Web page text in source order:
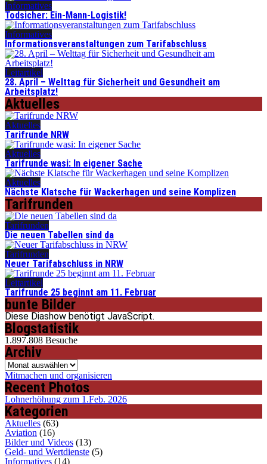
Informatives
Todsicher: Ein-Mann-Logistik!
Informatives
Informationsveranstaltungen zum Tarifabschluss
Leitartikel
28. April – Welttag für Sicherheit und Gesundheit am
Arbeitsplatz!
Aktuelles
Aktuelles
Tarifrunde NRW
Aktuelles
Tarifrunde wasi: In eigener Sache
Aktuelles
Nächste Klatsche für Wackerhagen und seine Komplizen
Tarifrunden
Tarifrunden
Die neuen Tabellen sind da
Tarifrunden
Neuer Tarifabschluss in NRW
Leitartikel
Tarifrunde 25 beginnt am 11. Februar
bunte Bilder
Diese Diashow benötigt JavaScript.
Blogstatistik
1.897.808 Besuche
Archiv
Archiv
Mitmachen und organisieren
Recent Photos
Lohnerhöhung zum 1.Feb. 2026
Kategorien
Aktuelles (63)
Aviation (16)
Bilder und Videos (13)
Geld- und Wertdienste (5)
Informatives (14)